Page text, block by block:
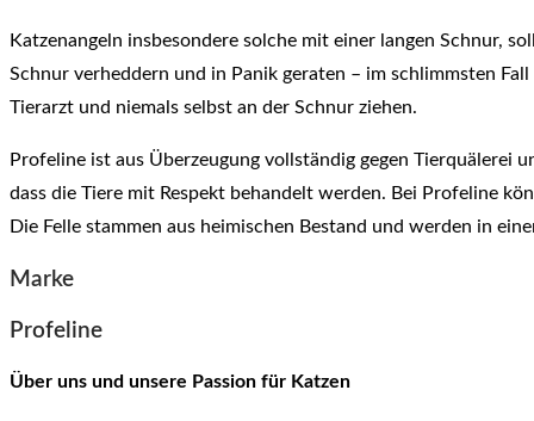
Katzenangeln insbesondere solche mit einer langen Schnur,
Schnur verheddern und in Panik geraten – im schlimmsten
Tierarzt und niemals selbst an der Schnur ziehen.
Profeline ist aus Überzeugung vollständig gegen Tierquälerei
dass die Tiere mit Respekt behandelt werden. Bei Profeline
Die Felle stammen aus heimischen Bestand und werden in
Marke
Profeline
Über uns und unsere Passion für Katzen